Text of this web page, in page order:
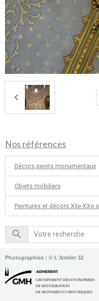
Nos références
Décors peints monumentaux
Objets mobiliers
Peintures et décors XIIe-XXe s.
Photographies : © L'Atelier 32